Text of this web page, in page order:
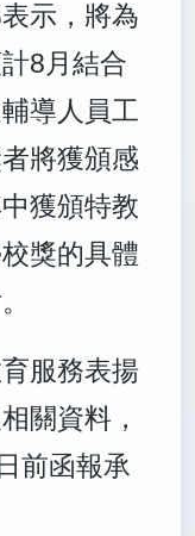
示，將為
8月結合
導人員工
將獲頒感
獲頒特教
獎的具體
服務表揚
關資料，
前函報承